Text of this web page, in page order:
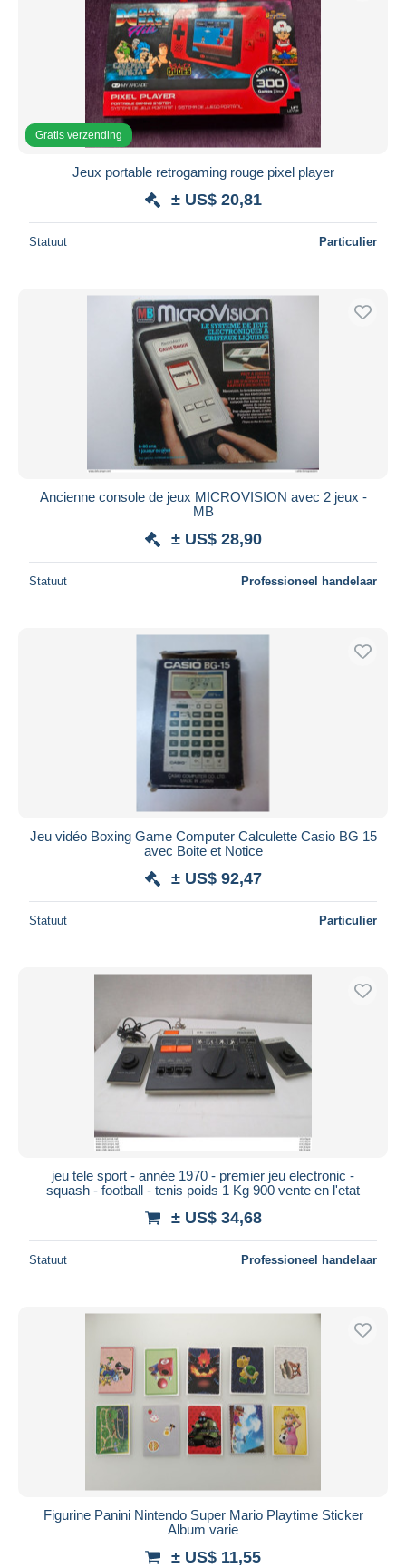
Betaalmiddelen
PayPal
Bankoverschrijving
Visa
Mastercard
Bancontact
Woonplaats van de verkoper
Toepassen
Gratis verzending
Jeux portable retrogaming rouge pixel player
± US$ 20,81
Statuut Particulier
Ancienne console de jeux MICROVISION avec 2 jeux -
MB
± US$ 28,90
Statuut Professioneel handelaar
Jeu vidéo Boxing Game Computer Calculette Casio BG 15
avec Boite et Notice
± US$ 92,47
Statuut Particulier
jeu tele sport - année 1970 - premier jeu electronic -
squash - football - tenis poids 1 Kg 900 vente en l'etat
± US$ 34,68
Statuut Professioneel handelaar
Figurine Panini Nintendo Super Mario Playtime Sticker
Album varie
± US$ 11,55